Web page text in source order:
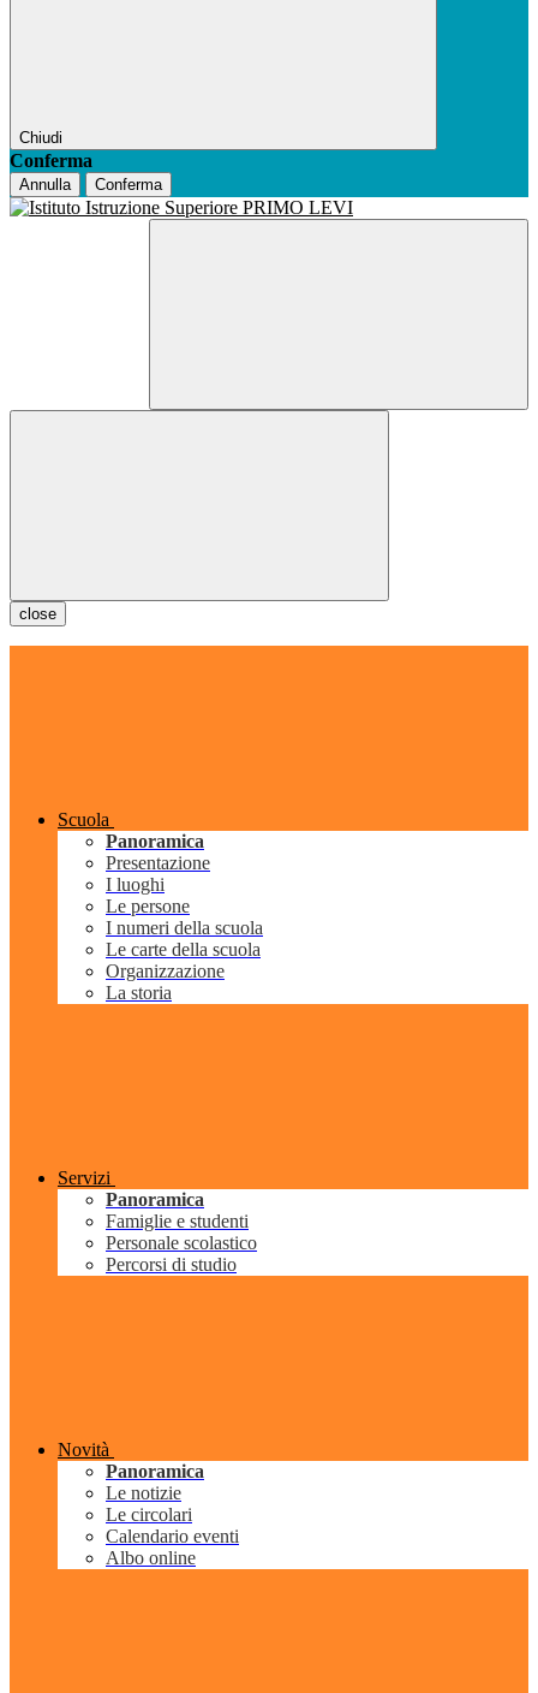
Chiudi
Conferma
Annulla Conferma
close
Scuola
Panoramica
Presentazione
I luoghi
Le persone
I numeri della scuola
Le carte della scuola
Organizzazione
La storia
Servizi
Panoramica
Famiglie e studenti
Personale scolastico
Percorsi di studio
Novità
Panoramica
Le notizie
Le circolari
Calendario eventi
Albo online